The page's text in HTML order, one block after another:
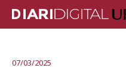
07/03/2025